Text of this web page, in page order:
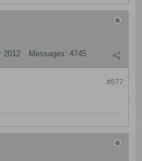
2012 Messages: 4745
#677